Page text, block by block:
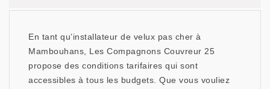
En tant qu’installateur de velux pas cher à
Mambouhans, Les Compagnons Couvreur 25
propose des conditions tarifaires qui sont
accessibles à tous les budgets. Que vous vouliez